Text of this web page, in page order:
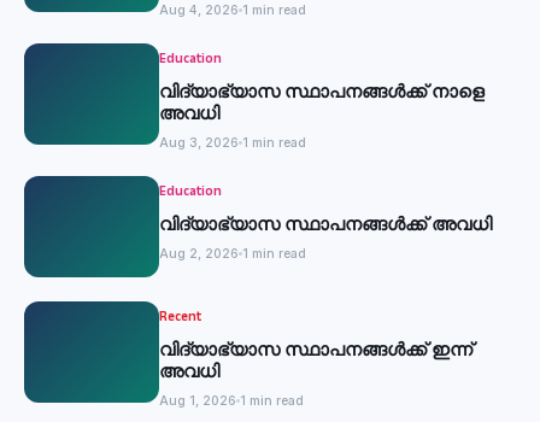
Aug 4, 2026 1 min read
Education
വിദ്യാഭ്യാസ സ്ഥാപനങ്ങൾക്ക് നാളെ
അവധി
Aug 3, 2026 1 min read
Education
വിദ്യാഭ്യാസ സ്ഥാപനങ്ങൾക്ക് അവധി
Aug 2, 2026 1 min read
Recent
വിദ്യാഭ്യാസ സ്ഥാപനങ്ങൾക്ക് ഇന്ന്
അവധി
Aug 1, 2026 1 min read